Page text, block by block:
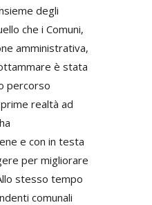
degli
che i Comuni,
amministrativa,
è stata
percorso
realtà ad
e con in testa
per migliorare
stesso tempo
comunali